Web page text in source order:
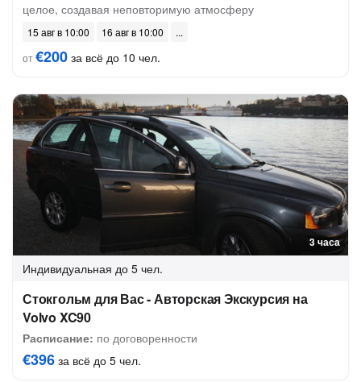
целое, создавая неповторимую атмосферу
15 авг в 10:00
16 авг в 10:00
от€200 за всё до 10 чел.
3 часа
Индивидуальная до 5 чел.
Стокгольм для Вас - Авторская Экскурсия на
Volvo XC90
Расписание: по договоренности
€396 за всё до 5 чел.